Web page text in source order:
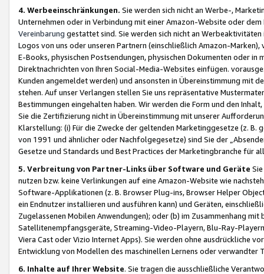
4. Werbeeinschränkungen. Sie werden sich nicht an Werbe-,
Unternehmen oder in Verbindung mit einer Amazon-Website oder
Vereinbarung gestattet sind. Sie werden sich nicht an
Logos von uns oder unseren Partnern (einschließlich Amazon-
E-Books, physischen Postsendungen, physischen Dokumenten oder in
Direktnachrichten von Ihren Social-Media-Websites einfügen.
Kunden angemeldet werden) und ansonsten in Übereinstimmung mit
stehen. Auf unser Verlangen stellen Sie uns repräsentative
Bestimmungen eingehalten haben. Wir werden die Form und den
Sie die Zertifizierung nicht in Übereinstimmung mit unserer
Klarstellung: (i) Für die Zwecke der geltenden Marketinggesetze (z. B.
von 1991 und ähnlicher oder Nachfolgegesetze) sind Sie der
Gesetze und Standards und Best Practices der Marketingbranche für
5. Verbreitung von Partner-Links über Software und Geräte
nutzen bzw. keine Verlinkungen auf eine Amazon-Website wie
Software-Applikationen (z. B. Browser Plug-ins, Browser Helper
ein Endnutzer installieren und ausführen kann) und Geräten,
Zugelassenen Mobilen Anwendungen); oder (b) im Zusammenhang
Satellitenempfangsgeräte, Streaming-Video-Playern, Blu-Ray-
Viera Cast oder Vizio Internet Apps). Sie werden ohne ausdrückliche
Entwicklung von Modellen des maschinellen Lernens oder
6. Inhalte auf Ihrer Website. Sie tragen die ausschließliche